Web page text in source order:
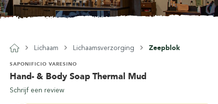
Lichaam Lichaamsverzorging Zeepblok
Hand- & Body Soap Thermal Mud
SAPONIFICIO VARESINO
Schrijf een review